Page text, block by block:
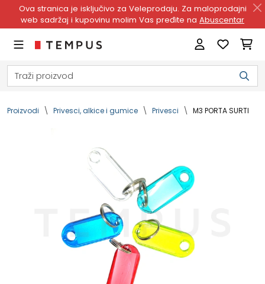
Ova stranica je isključivo za Veleprodaju. Za maloprodajni
web sadržaj i kupovinu molim Vas pređite na Abuscentar
Proizvodi Privesci, alkice i gumice Privesci M3 PORTA SURTI